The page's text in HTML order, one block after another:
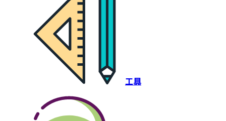
工具